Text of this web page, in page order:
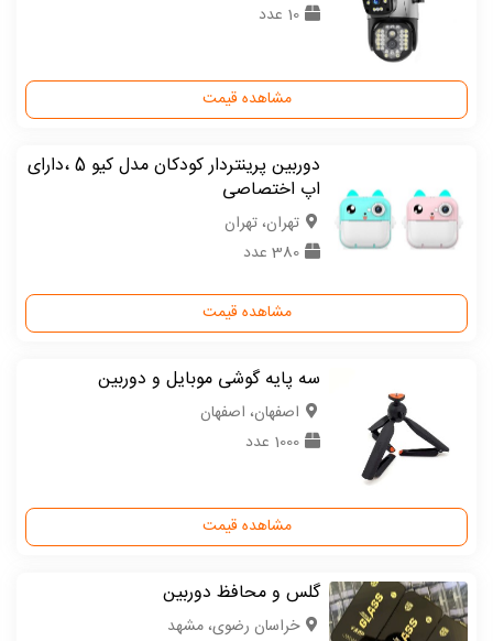
10 عدد
مشاهده قیمت
دوربین پرینتردار کودکان مدل کیو 5 ،دارای
اپ اختصاصی
تهران، تهران
380 عدد
مشاهده قیمت
سه پایه گوشی موبایل و دوربین
اصفهان، اصفهان
1000 عدد
مشاهده قیمت
گلس و محافظ دوربین
خراسان رضوی، مشهد